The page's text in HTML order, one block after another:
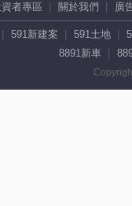
者專區 關於我們 廣
591新建案 591土地
8891新車